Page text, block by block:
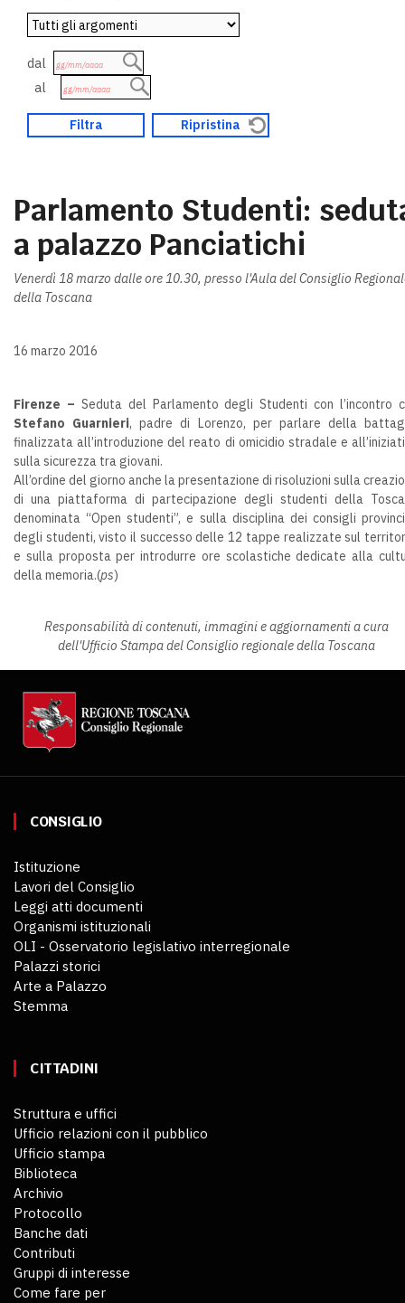
dal
al
Parlamento Studenti:
a palazzo Panciatichi
Venerdì 18 marzo dalle ore 10.30, presso l'Aula del Consiglio
della Toscana
16 marzo 2016
Firenze – Seduta del Parlamento degli Studenti con l’incontro
Stefano Guarnieri, padre di Lorenzo, per parlare della
finalizzata all’introduzione del reato di omicidio stradale e
sulla sicurezza tra giovani.
All’ordine del giorno anche la presentazione di risoluzioni sulla
di una piattaforma di partecipazione degli studenti della
denominata “Open studenti”, e sulla disciplina dei consigli
degli studenti, visto il successo delle 12 tappe realizzate sul
e sulla proposta per introdurre ore scolastiche dedicate alla
della memoria.(ps)
Responsabilità di contenuti, immagini e aggiornamenti a cura
dell'Ufficio Stampa del Consiglio regionale della Toscana
CONSIGLIO
Istituzione
Lavori del Consiglio
Leggi atti documenti
Organismi istituzionali
OLI - Osservatorio legislativo interregionale
Palazzi storici
Arte a Palazzo
Stemma
CITTADINI
Struttura e uffici
Ufficio relazioni con il pubblico
Ufficio stampa
Biblioteca
Archivio
Protocollo
Banche dati
Contributi
Gruppi di interesse
Come fare per